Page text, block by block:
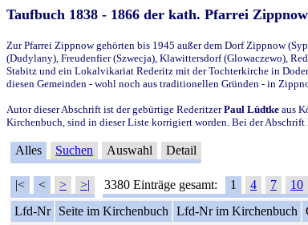
Taufbuch 1838 - 1866 der kath. Pfarrei
Zur Pfarrei Zippnow gehörten bis 1945 außer dem Dorf Zippnow
(Dudylany), Freudenfier (Szwecja), Klawittersdorf (Glowaczewo),
Stabitz und ein Lokalvikariat Rederitz mit der Tochterkirche in
diesen Gemeinden - wohl noch aus traditionellen Gründen - in
Autor dieser Abschrift ist der gebürtige RederitzerPaul Lüdtke aus
Kirchenbuch, sind in dieser Liste korrigiert worden. Bei der Abschrift
Alles Suchen Auswahl Detail
|< < > >| 3380 Einträge gesamt: 1 4 7 10
Lfd-Nr
Seite im Kirchenbuch Lfd-Nr im Kirchenbuch